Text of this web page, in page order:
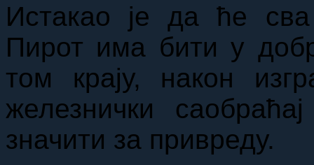
Истакао је да ће
Пирот има бити у
том крају, након
железнички
значити за привреду.